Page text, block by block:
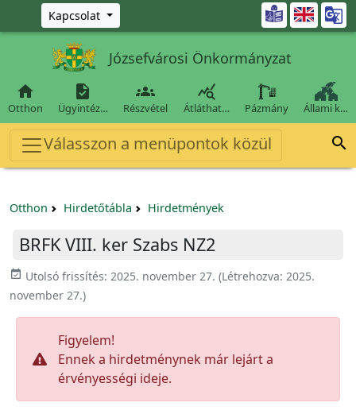
Ugrás a fő tartalomra
Kapcsolat 
Józsefvárosi Önkormányzat

Otthon

Ügyintéz…

Részvétel

Átláthat… Pázmány Állami k…
Válasszon a menüpontok közül 
Otthon Hirdetőtábla Hirdetmények
BRFK VIII. ker Szabs NZ2
event_available Utolsó frissítés: 2025. november 27. (Létrehozva: 2025.
november 27.)
Figyelem!
Ennek a hirdetménynek már lejárt a
érvényességi ideje.